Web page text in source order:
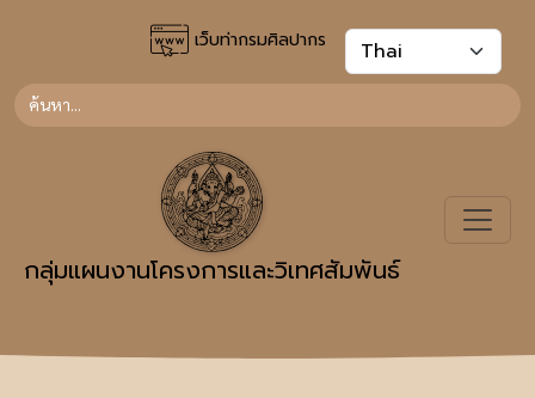
เว็บท่ากรมศิลปากร
กลุ่มแผนงานโครงการและวิเทศสัมพันธ์